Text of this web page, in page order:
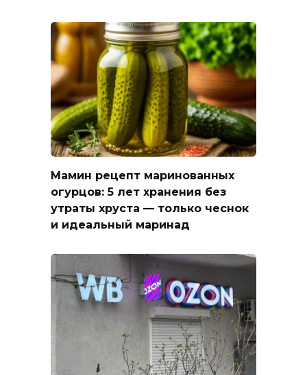
Мамин рецепт маринованных
огурцов: 5 лет хранения без
утраты хруста — только чеснок
и идеальный маринад